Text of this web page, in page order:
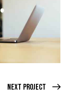
Next Project